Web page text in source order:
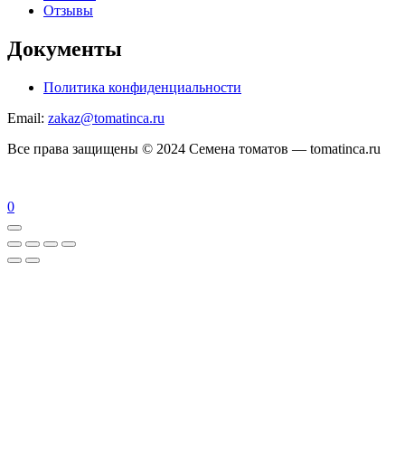
Отзывы
Документы
Политика конфиденциальности
Email: zakaz@tomatinca.ru
Все права защищены © 2024 Семена томатов — tomatinca.ru
0